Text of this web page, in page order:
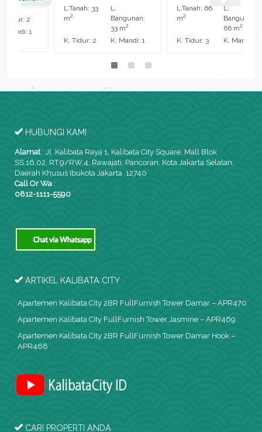
L.Tanah: 33
L.
Bangunan:
K. Mandi: 1
L.Tanah: 66
m
L.
Bangunan:
K. Tidur: 3 K. Mandi: 2
HUBUNGI KAMI
Alamat: Jl. Kalibata Raya 1, Kalibata City Square, Mall Blok
SS.16.02, RT.9/RW.4, Rawajati, Pancoran, Kota Jakarta Selatan,
Daerah Khusus Ibukota Jakarta 12740
Call Or Wa :
0812-1111-5590
ARTIKEL KALIBATA CITY
Apartemen Kalibata City 2BR FullFurnish Tower Damar – APR470
Apartemen Kalibata City FullFurnish Tower Jasmine – APR469
Apartemen Kalibata City 2BR FullFurnish Tower Damar Hook –
APR468
CARI PROPERTI ANDA